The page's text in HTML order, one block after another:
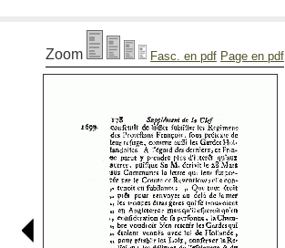
Zoom Fasc. en pdf Page en pdf